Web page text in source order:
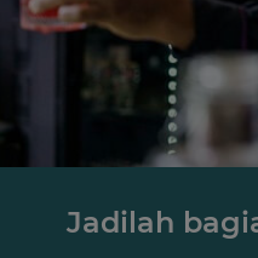
Jadilah